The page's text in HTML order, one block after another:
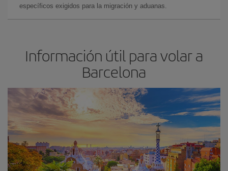
específicos exigidos para la migración y aduanas.
Información útil para volar a
Barcelona